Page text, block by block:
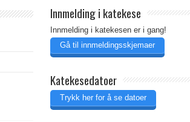
Innmelding i katekese
Innmelding i katekesen er i gang!
Gå til innmeldingsskjemaer
Katekesedatoer
Trykk her for å se datoer